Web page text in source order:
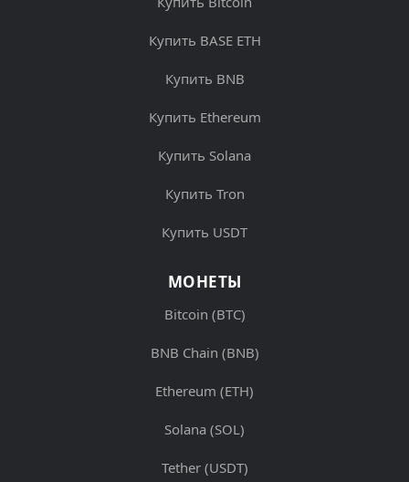
Купить BASE ETH
Купить BNB
Купить Ethereum
Купить Solana
Купить Tron
Купить USDT
МОНЕТЫ
Bitcoin (BTC)
BNB Chain (BNB)
Ethereum (ETH)
Solana (SOL)
Tether (USDT)